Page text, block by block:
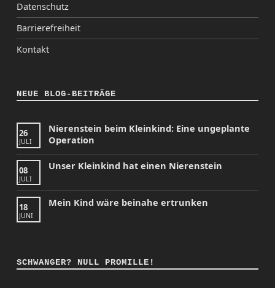
Datenschutz
Barrierefreiheit
Kontakt
NEUE BLOG-BEITRÄGE
26
JULI
Nierenstein beim Kleinkind: Eine ungeplante
Operation
08
JULI
Unser Kleinkind hat einen Nierenstein
18
JUNI
Mein Kind wäre beinahe ertrunken
SCHWANGER? NULL PROMILLE!